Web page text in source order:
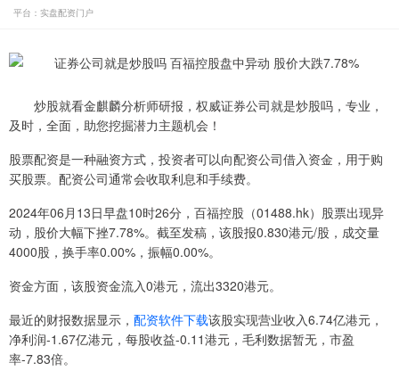
平台：实盘配资门户
炒股就看金麒麟分析师研报，权威证券公司就是炒股吗，专业，
及时，全面，助您挖掘潜力主题机会！
股票配资是一种融资方式，投资者可以向配资公司借入资金，用于购
买股票。配资公司通常会收取利息和手续费。
2024年06月13日早盘10时26分，百福控股（01488.hk）股票出现异
动，股价大幅下挫7.78%。截至发稿，该股报0.830港元/股，成交量
4000股，换手率0.00%，振幅0.00%。
资金方面，该股资金流入0港元，流出3320港元。
最近的财报数据显示， 配资软件下载该股实现营业收入6.74亿港元，
净利润-1.67亿港元，每股收益-0.11港元，毛利数据暂无，市盈
率-7.83倍。